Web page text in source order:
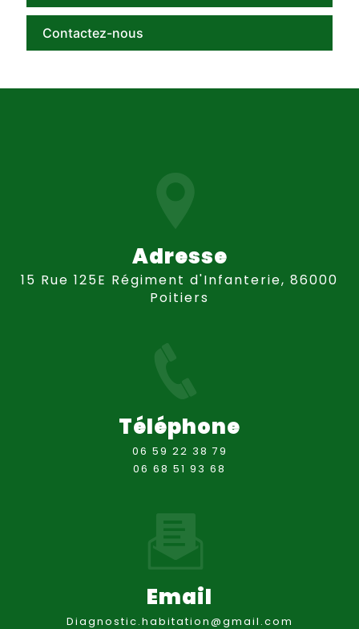
Contactez-nous
Adresse
15 Rue 125E Régiment d'Infanterie, 86000
Poitiers
Téléphone
06 59 22 38 79
06 68 51 93 68
Email
diagnostic.habitation@gmail.com